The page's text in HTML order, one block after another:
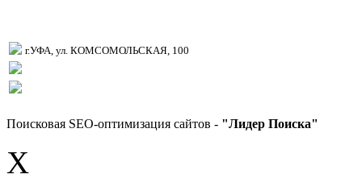
г.УФА, ул. КОМСОМОЛЬСКАЯ, 100
Поисковая SEO-оптимизация сайтов - "Лидер Поиска"
X